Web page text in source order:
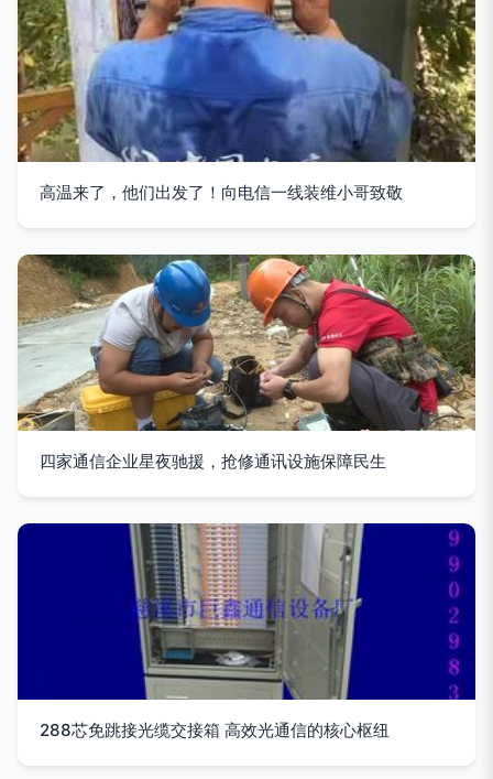
高温来了，他们出发了！向电信一线装维小哥致敬
四家通信企业星夜驰援，抢修通讯设施保障民生
288芯免跳接光缆交接箱 高效光通信的核心枢纽